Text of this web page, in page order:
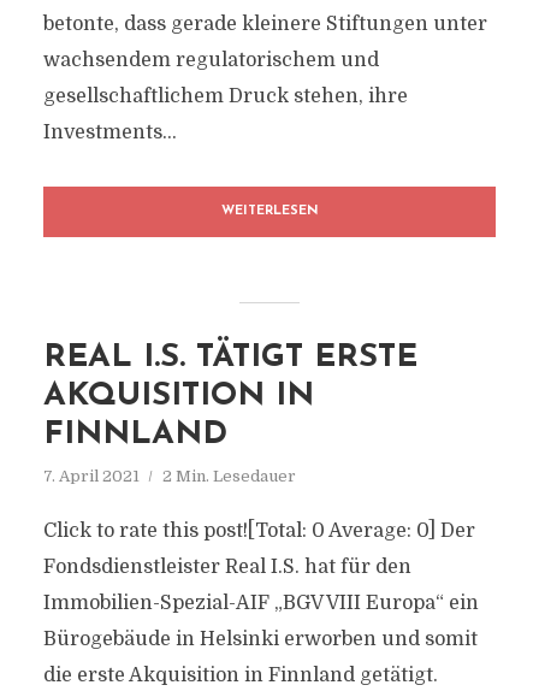
betonte, dass gerade kleinere Stiftungen unter
wachsendem regulatorischem und
gesellschaftlichem Druck stehen, ihre
Investments...
WEITERLESEN
REAL I.S. TÄTIGT ERSTE
AKQUISITION IN
FINNLAND
7. April 2021 2 Min. Lesedauer
Click to rate this post![Total: 0 Average: 0] Der
Fondsdienstleister Real I.S. hat für den
Immobilien-Spezial-AIF „BGV VIII Europa“ ein
Bürogebäude in Helsinki erworben und somit
die erste Akquisition in Finnland getätigt.